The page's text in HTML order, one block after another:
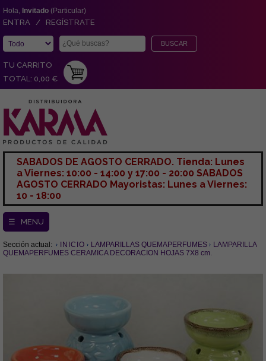
Hola, Invitado (Particular)
ENTRA / REGÍSTRATE
TU CARRITO
TOTAL: 0,00 €
SABADOS DE AGOSTO CERRADO. Tienda: Lunes
a Viernes: 10:00 - 14:00 y 17:00 - 20:00 SABADOS
AGOSTO CERRADO Mayoristas: Lunes a Viernes:
10 - 18:00
☰ MENU
Sección actual: INICIO LAMPARILLAS QUEMAPERFUMES
LAMPARILLA
QUEMAPERFUMES CERAMICA DECORACION HOJAS 7X8 cm.